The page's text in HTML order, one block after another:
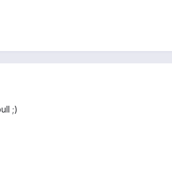
;)